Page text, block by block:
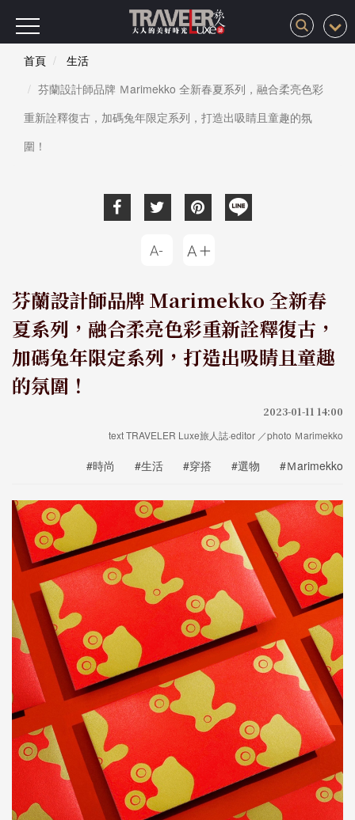
首頁
生活
芬蘭設計師品牌 Ｍarimekko 全新春夏系列，融合柔亮色彩
重新詮釋復古，加碼兔年限定系列，打造出吸睛且童趣的氛
圍！
芬蘭設計師品牌 Ｍarimekko 全新春
夏系列，融合柔亮色彩重新詮釋復古，
加碼兔年限定系列，打造出吸睛且童趣
的氛圍！
2023-01-11 14:00
text TRAVELER Luxe旅人誌·editor ／photo Ｍarimekko
#時尚 #生活 #穿搭 #選物 #Ｍarimekko